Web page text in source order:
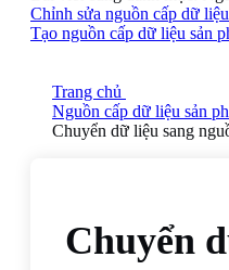
Chỉnh sửa nguồn cấp dữ
Tạo nguồn cấp dữ liệu sản
Trang chủ
Nguồn cấp dữ liệu sản
Chuyển dữ liệu sang
Chuyển